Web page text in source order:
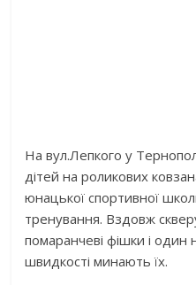
На вул.Лепкого у
дітей на роликових
юнацької спортивної
тренування. Вздовж
помаранчеві фішки і
швидкості минають їх.